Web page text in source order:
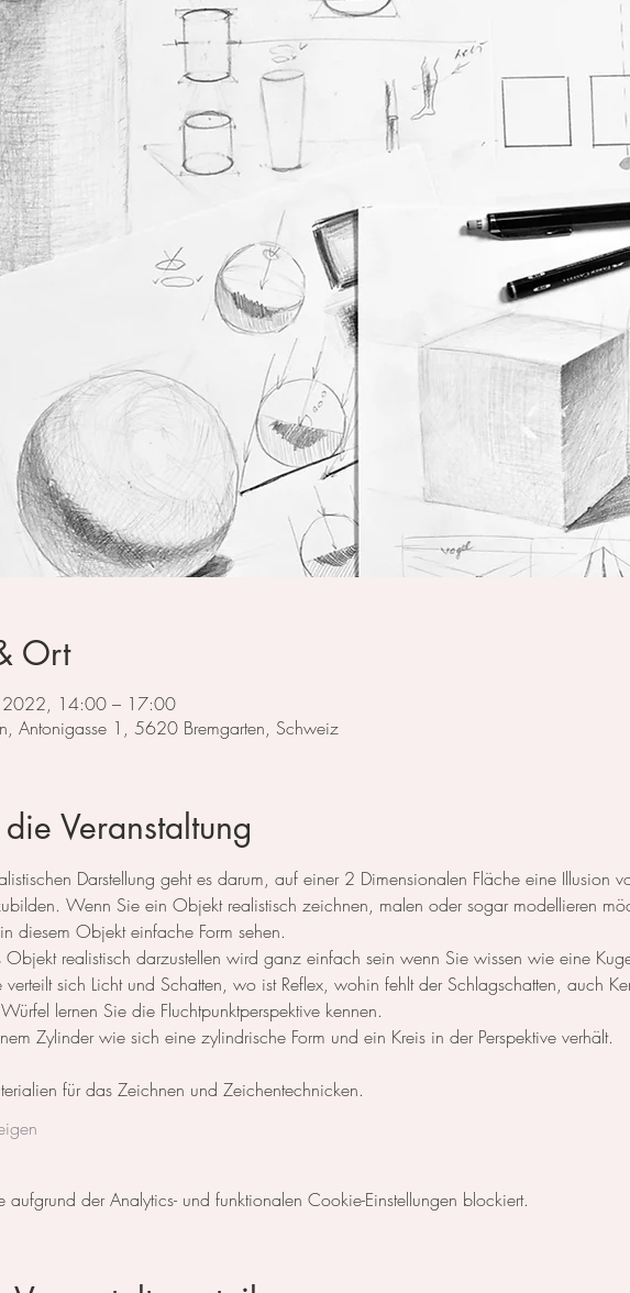
Ort
2022, 14:00 – 17:00
Antonigasse 1, 5620 Bremgarten, Schweiz
Veranstaltung
Darstellung geht es darum, auf einer 2 Dimensionalen Fläche eine Illusion
Wenn Sie ein Objekt realistisch zeichnen, malen oder sogar modellieren
diesem Objekt einfache Form sehen.
Objekt realistisch darzustellen wird ganz einfach sein wenn Sie wissen wie eine
sich Licht und Schatten, wo ist Reflex, wohin fehlt der Schlagschatten, auch
lernen Sie die Fluchtpunktperspektive kennen.
Zylinder wie sich eine zylindrische Form und ein Kreis in der Perspektive verhält.
für das Zeichnen und Zeichentechnicken.
der Analytics- und funktionalen Cookie-Einstellungen blockiert.